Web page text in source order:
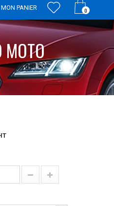
0
MON PANIER
MOTO